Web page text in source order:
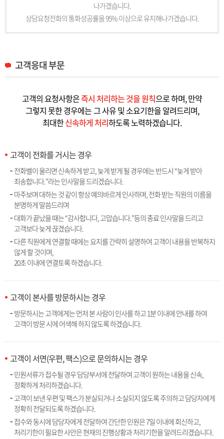
나가겠습니다.
상담요청전화의 통화성공률을 95% 이상으로 유지해나가겠습니다.
고객응대 부문
고객의 요청사항은즉시 처리하는 것을 원칙으로 하며, 만약
그렇지 못한 경우에는 그 사유 및 소요기한을 알려드리며,
최대한신속하게 처리하도록 노력하겠습니다.
고객이 전화를 거시는 경우
전화벨이 울리면 신속하게 받고, 늦게 받게 될 경우에는 반드시 “늦게 받아
죄송합니다.”라는 인사말을 드리겠습니다.
마주보며 대하는 것 같이 항상 예의바르게 인사하며, 전화 받는 직원의 이름을
분명하게 말씀드리며
대화가 끝났을 때는 “감사합니다, 고맙습니다.”등의 종료 인사말을 드리고
고객보다 늦게 끊겠습니다.
다른 직원에게 연결할 때에는 요지를 간략히 설명하여 고객이 내용을 반복하지
않게 할 것이며,
20초 이내에 연결토록 하겠습니다.
고객이 본사를 방문하시는 경우
방문하시는 고객에게는 먼저 본 사람이 인사를 하고 1분 이내에 안내를 하여
고객이 방문 시에 어색해 하지 않도록 하겠습니다.
고객이 서면(우편, 팩스)으로 문의하시는 경우
민원서류가 접수될 경우 담당부서에 전달하여 고객이 원하는 내용을 신속,
정확하게 처리하겠습니다.
고객이 보낸 우편 및 팩스가 분실되거나 소실되지 않도록 주의하고 담당자에게
정확히 전달되도록 하겠습니다.
접수와 동시에 담당자에게 전달하여 간단한 민원은 7일 이내에 회신하고,
처리기한이 필요한 사안은 현재의 진행상황과 처리기한을 알려드리겠습니다.